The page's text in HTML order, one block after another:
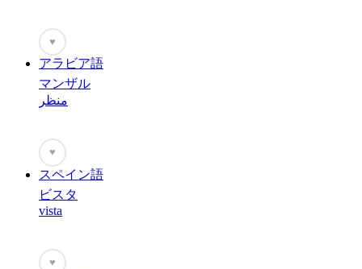
♥
アラビア語
マンザル
منظر
♥
スペイン語
ビスタ
vista
♥